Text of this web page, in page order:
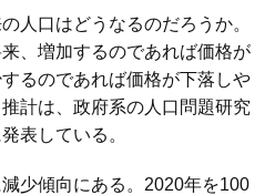
人口はどうなるのだろうか。
、増加するのであれば価格が
るのであれば価格が下落しや
計は、政府系の人口問題研究
表している。
少傾向にある。2020年を100